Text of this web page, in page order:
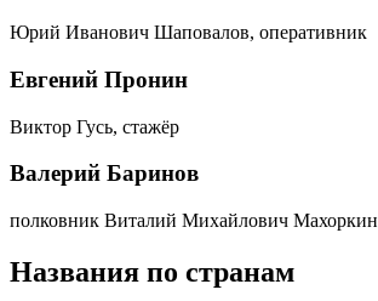
Юрий Иванович Шаповалов, оперативник
Евгений Пронин
Виктор Гусь, стажёр
Валерий Баринов
полковник Виталий Михайлович Махоркин
Названия по странам